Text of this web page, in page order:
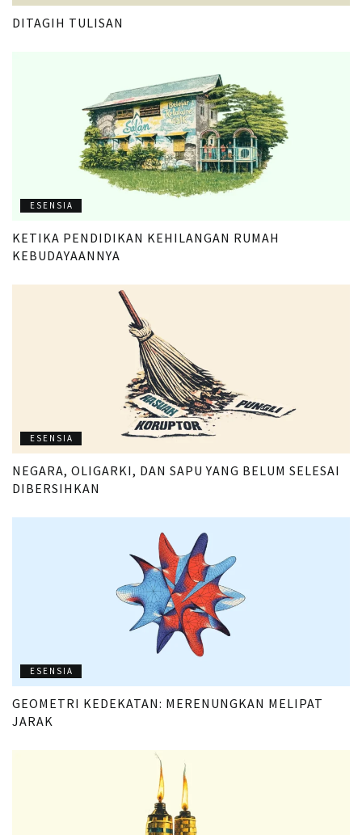
DITAGIH TULISAN
ESENSIA
KETIKA PENDIDIKAN KEHILANGAN RUMAH
KEBUDAYAANNYA
ESENSIA
NEGARA, OLIGARKI, DAN SAPU YANG BELUM SELESAI
DIBERSIHKAN
ESENSIA
GEOMETRI KEDEKATAN: MERENUNGKAN MELIPAT
JARAK